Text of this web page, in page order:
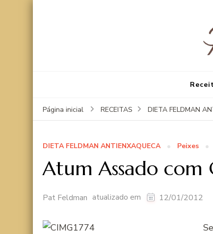
Página inicial RECEITAS DIETA FELDMAN
DIETA FELDMAN ANTIENXAQUECA Peixes
Atum Assado com
Pat Feldman atualizado em 12/01/2012